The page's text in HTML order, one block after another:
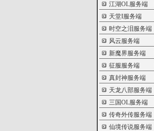
江湖OL服务端
天堂I服务端
时空之泪服务端
风云服务端
新魔界服务端
征服服务端
真封神服务端
天龙八部服务端
三国OL服务端
传奇外传服务端
仙境传说服务端